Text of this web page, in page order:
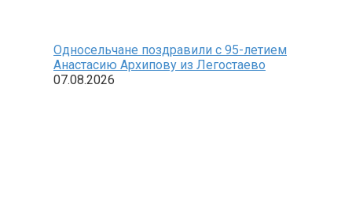
Односельчане поздравили с 95-летием
Анастасию Архипову из Легостаево
07.08.2026